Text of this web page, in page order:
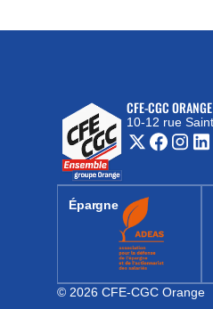
CFE-CGC ORANGE
10-12 rue
(nouvelle
Épargne
(nouvelle fenêtre)
© 2026 CFE-CGC Orange